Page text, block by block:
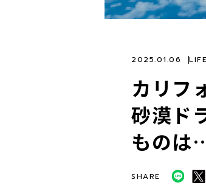
カリフ
砂漠ド
ものは
2025.01.06
SHARE